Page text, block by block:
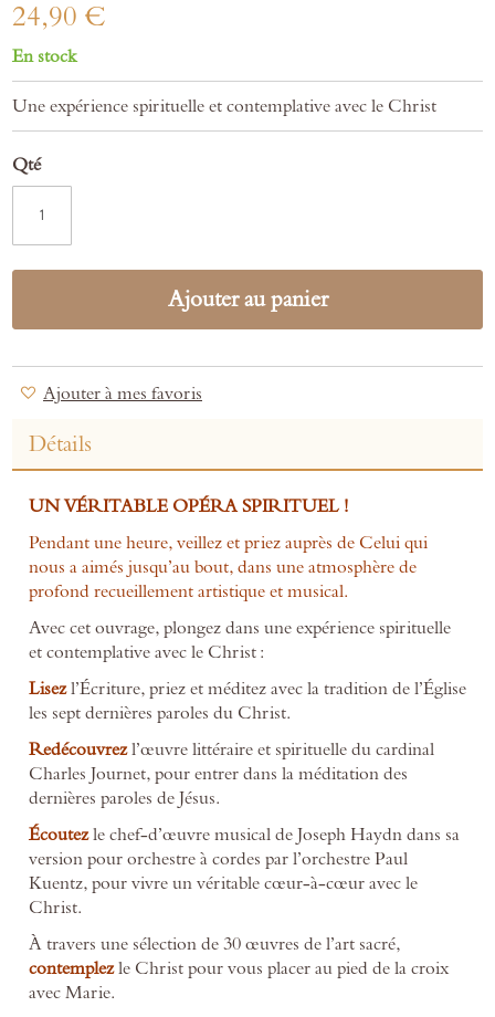
24,90 €
En stock
Une expérience spirituelle et contemplative avec le Christ
Qté
Ajouter au panier
Ajouter à mes favoris
Détails
UN VÉRITABLE OPÉRA SPIRITUEL !
Pendant une heure, veillez et priez auprès de Celui qui
nous a aimés jusqu’au bout, dans une atmosphère de
profond recueillement artistique et musical.
Avec cet ouvrage, plongez dans une expérience spirituelle
et contemplative avec le Christ :
Lisez l’Écriture, priez et méditez avec la tradition de l’Église
les sept dernières paroles du Christ.
Redécouvrezl’œuvre littéraire et spirituelle du cardinal
Charles Journet, pour entrer dans la méditation des
dernières paroles de Jésus.
Écoutezle chef-d’œuvre musical de Joseph Haydn dans sa
version pour orchestre à cordes par l’orchestre Paul
Kuentz, pour vivre un véritable cœur-à-cœur avec le
Christ.
À travers une sélection de 30 œuvres de l’art sacré,
contemplez le Christ pour vous placer au pied de la croix
avec Marie.